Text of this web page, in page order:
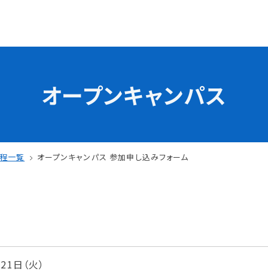
学校の特長
サマーチャレンジ実習
オープンキャンパス
一覧 オープンキャンパス 参加申し込みフォーム
日（火）